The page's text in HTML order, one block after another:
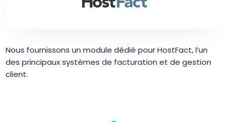
Nous fournissons un module dédié pour HostFact, l’un
des principaux systèmes de facturation et de gestion
client.